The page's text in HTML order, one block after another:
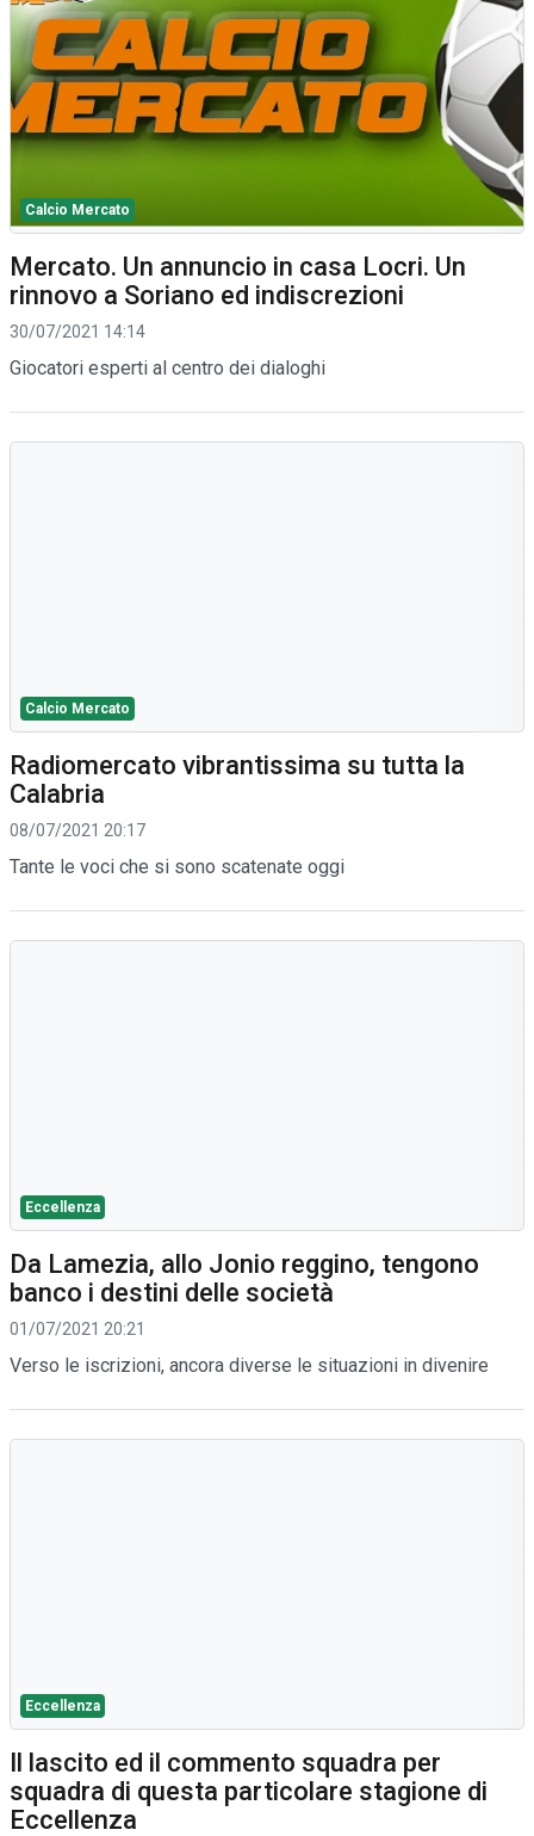
Calcio Mercato
Mercato. Un annuncio in casa Locri. Un
rinnovo a Soriano ed indiscrezioni
30/07/2021 14:14
Giocatori esperti al centro dei dialoghi
Calcio Mercato
Radiomercato vibrantissima su tutta la
Calabria
08/07/2021 20:17
Tante le voci che si sono scatenate oggi
Eccellenza
Da Lamezia, allo Jonio reggino, tengono
banco i destini delle società
01/07/2021 20:21
Verso le iscrizioni, ancora diverse le situazioni in divenire
Eccellenza
Il lascito ed il commento squadra per
squadra di questa particolare stagione di
Eccellenza